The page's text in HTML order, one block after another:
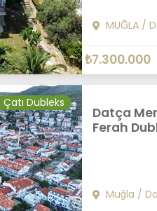
MUĞLA/
₺7.300.000
Çatı Dubleks
Datça
Ferah
Muğla /